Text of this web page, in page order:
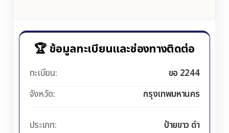
🏆 ข้อมูลทะเบียนและช่องทางติดต่อ
ทะเบียน:
ขอ 2244
จังหวัด:
กรุงเทพมหานคร
ประเภท:
ป้ายขาว ดำ